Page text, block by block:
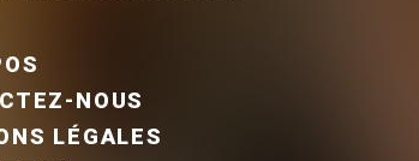
FR
NOUS
LÉGALES